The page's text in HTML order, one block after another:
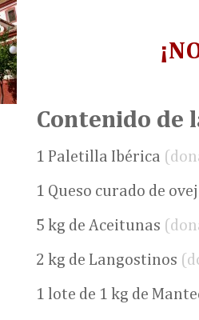
Contenido de
1 Paletilla Ibérica
1 Queso curado de
5 kg de Aceitunas
2 kg de Langostinos
1 lote de 1 kg de